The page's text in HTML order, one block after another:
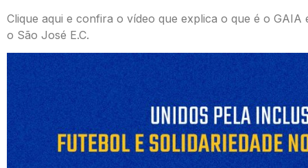
Clique aqui e confira o vídeo que explica o que é o GAIA
o São José E.C.